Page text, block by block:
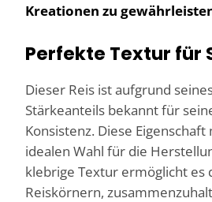
Kreationen zu
Perfekte Textur für
Dieser Reis ist aufgrund
Stärkeanteils bekannt für
Konsistenz. Diese
idealen Wahl für die
klebrige Textur ermöglicht es
Reiskörnern,